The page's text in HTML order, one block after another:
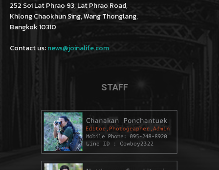
252 Soi Lat Phrao 93, Lat Phrao Road,
Khlong Chaokhun Sing, Wang Thonglang,
Bangkok 10310
Contact us:news@joinalife.com
STAFF